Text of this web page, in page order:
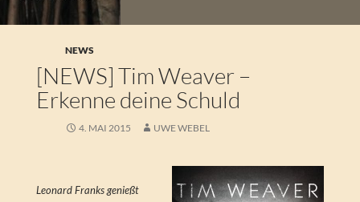
NEWS
[NEWS] Tim Weaver –
Erkenne deine Schuld
4. MAI 2015 UWE WEBEL
Leonard Franks genießt